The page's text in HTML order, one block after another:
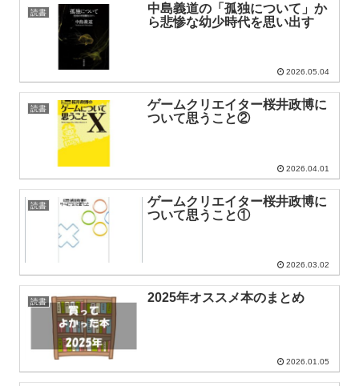
読書
中島義道の「孤独について」か
ら悲惨な幼少時代を思い出す
2026.05.04
読書
ゲームクリエイター桜井政博に
ついて思うこと②
2026.04.01
読書
ゲームクリエイター桜井政博に
ついて思うこと①
2026.03.02
読書 2025年オススメ本のまとめ
2026.01.05